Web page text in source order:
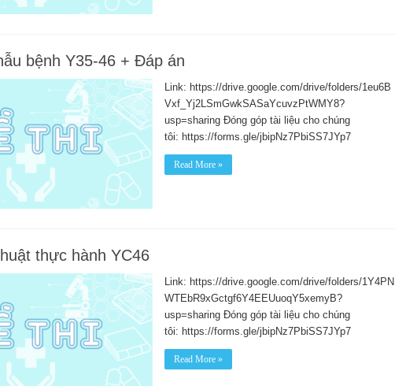
bệnh Y35-46 + Đáp án
Link: https://drive.google.com/drive/folders/1eu6B
Vxf_Yj2LSmGwkSASaYcuvzPtWMY8?
usp=sharing Đóng góp tài liệu cho chúng
tôi: https://forms.gle/jbipNz7PbiSS7JYp7
Read More »
thực hành YC46
Link: https://drive.google.com/drive/folders/1Y4PN
WTEbR9xGctgf6Y4EEUuoqY5xemyB?
usp=sharing Đóng góp tài liệu cho chúng
tôi: https://forms.gle/jbipNz7PbiSS7JYp7
Read More »